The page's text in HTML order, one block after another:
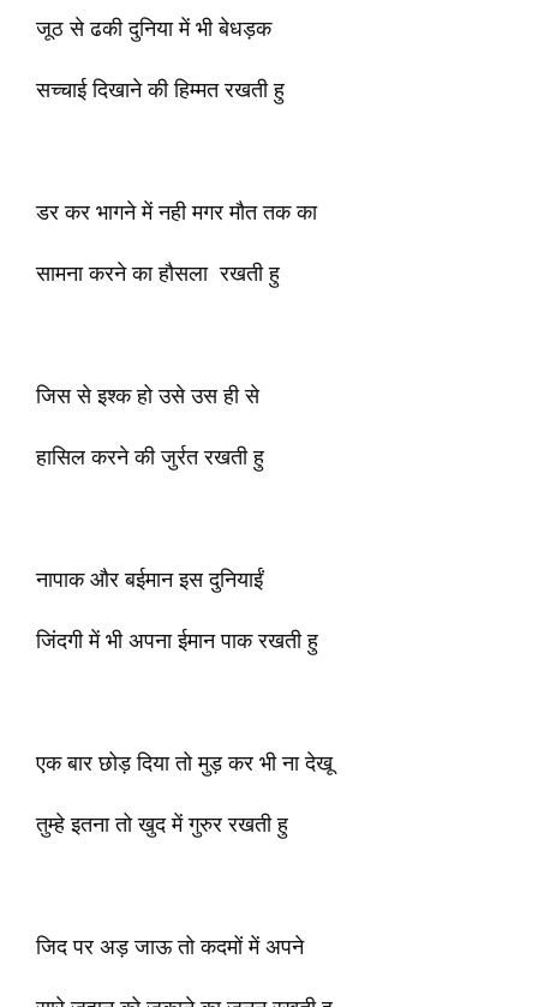
जूठ से ढकी दुनिया में भी बेधड़क
सच्चाई दिखाने की हिम्मत रखती हु
डर कर भागने में नही मगर मौत तक का
सामना करने का हौसला रखती हु
जिस से इश्क हो उसे उस ही से
हासिल करने की जुर्रत रखती हु
नापाक और बईमान इस दुनियाईं
जिंदगी में भी अपना ईमान पाक रखती हु
एक बार छोड़ दिया तो मुड़ कर भी ना देखू
तुम्हे इतना तो खुद में गुरुर रखती हु
जिद पर अड़ जाऊ तो कदमों में अपने